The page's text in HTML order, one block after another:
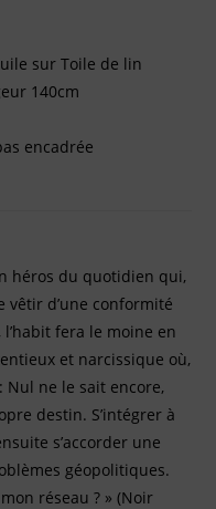
sur Toile de lin
140cm
encadrée
héros du quotidien qui,
d’une conformité
fera le moine en
et narcissique où,
Nul ne le sait encore,
destin. S’intégrer à
s’accorder une
géopolitiques.
réseau ? » (Noir